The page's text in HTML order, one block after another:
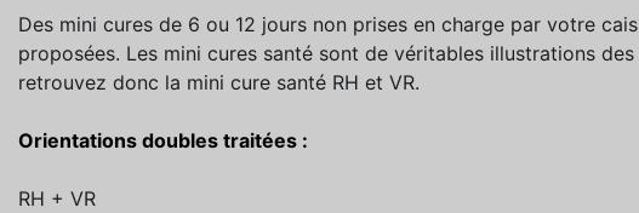
Des mini cures de 6 ou 12 jours non prises en charge par votre
proposées. Les mini cures santé sont de véritables illustrations
retrouvez donc la mini cure santé RH et VR.
Orientations doubles traitées :
RH + VR